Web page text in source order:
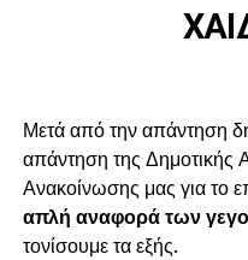
Μετά από την απάντηση
απάντηση της Δημοτικής
Ανακοίνωσης μας για το
απλή αναφορά των
τονίσουμε τα εξής.